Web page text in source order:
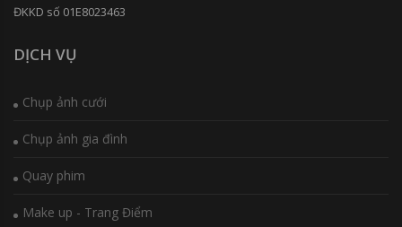
ĐKKD số 01E8023463
DỊCH VỤ
Chụp ảnh cưới
Chụp ảnh gia đình
Quay phim
Make up - Trang Điểm